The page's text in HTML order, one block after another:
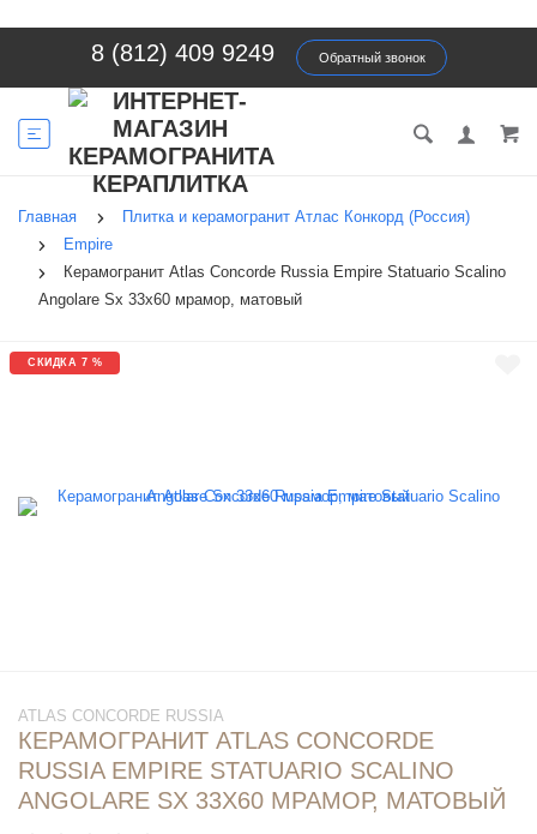
8 (812) 409 9249 Обратный звонок
Главная
Плитка и керамогранит Атлас Конкорд (Россия)
Empire
Керамогранит Atlas Concorde Russia Empire Statuario Scalino
Angolare Sx 33x60 мрамор, матовый
СКИДКА 7 %
ATLAS CONCORDE RUSSIA
КЕРАМОГРАНИТ ATLAS CONCORDE
RUSSIA EMPIRE STATUARIO SCALINO
ANGOLARE SX 33X60 МРАМОР, МАТОВЫЙ